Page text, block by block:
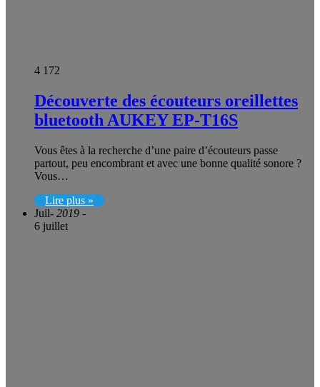
4 172
Découverte des écouteurs oreillettes
bluetooth AUKEY EP-T16S
Vous êtes à la recherche d’une paire d’écouteurs passe
partout, peu encombrant et avec une bonne qualité sonore ?
Vous…
Lire plus »
Juil- 2019 -
6 juillet